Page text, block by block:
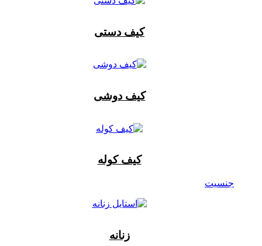
کیف دستی
کیف دوشی
کیف کوله
جنسیت
زنانه